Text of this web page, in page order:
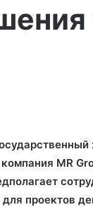
MR
проектов